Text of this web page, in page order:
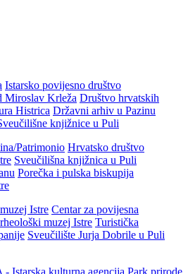
Istarsko povijesno društvo
Miroslav Krleža Društvo hrvatskih
Histrica Državni arhiv u Pazinu
knjižnice u Puli
Patrimonio Hrvatsko društvo
Sveučilišna knjižnica u Puli
Porečka i pulska biskupija
Istre Centar za povijesna
muzej Istre Turistička
Sveučilište Jurja Dobrile u Puli
- Istarska kulturna agencija Park prirode